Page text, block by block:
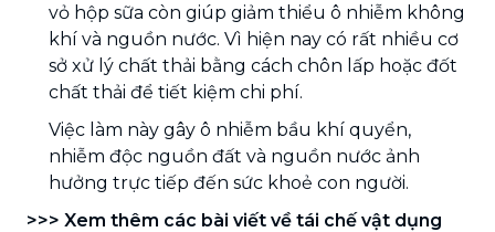
vỏ hộp sữa còn giúp giảm thiểu ô nhiễm không
khí và nguồn nước. Vì hiện nay có rất nhiều cơ
sở xử lý chất thải bằng cách chôn lấp hoặc đốt
chất thải để tiết kiệm chi phí.
Việc làm này gây ô nhiễm bầu khí quyển,
nhiễm độc nguồn đất và nguồn nước ảnh
hưởng trực tiếp đến sức khoẻ con người.
>>> Xem thêm các bài viết về tái chế vật dụng